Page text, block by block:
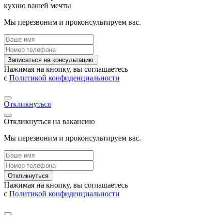
кухню вашей мечты
Мы перезвоним и проконсультируем вас.
Записаться на консультацию
Нажимая на кнопку, вы соглашаетесь
с Политикой конфиденциальности
Откликнуться
Откликнуться на вакансию
Мы перезвоним и проконсультируем вас.
Откликнуться
Нажимая на кнопку, вы соглашаетесь
с Политикой конфиденциальности